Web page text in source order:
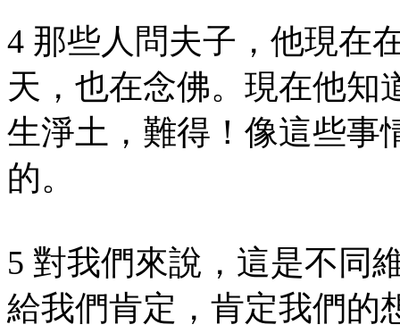
4 那些人問夫子，他現在
天，也在念佛。現在他知
生淨土，難得！像這些事
的。
5 對我們來說，這是不同
給我們肯定，肯定我們的